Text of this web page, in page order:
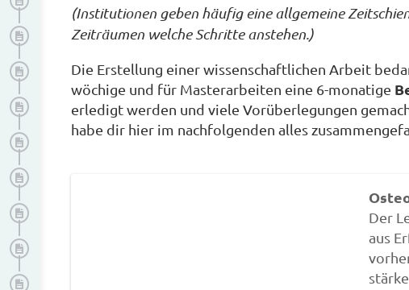
Forschungsfrage formulieren
Ethische Aspekte der wissenschaftlichen Arbeit
Datenschutz
Zitation
(Institutionen geben häufig eine allgemeine
Zeiträumen welche Schritte anstehen.)
Die Erstellung einer wissenschaftlichen Arbeit
wöchige und für Masterarbeiten eine 6-monatige
erledigt werden und viele Vorüberlegungen
habe dir hier im nachfolgenden alles
Der
aus